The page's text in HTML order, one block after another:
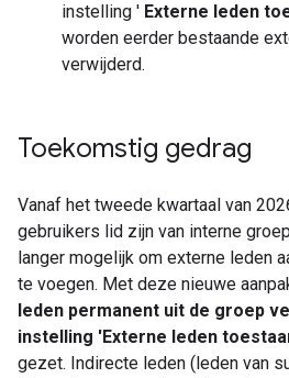
instelling ' Externe leden
worden eerder bestaande
verwijderd.
Toekomstig gedrag
Vanaf het tweede kwartaal van
gebruikers lid zijn van interne
langer mogelijk om externe leden
te voegen. Met deze nieuwe
leden permanent uit de groep
instelling 'Externe leden
gezet. Indirecte leden (leden van